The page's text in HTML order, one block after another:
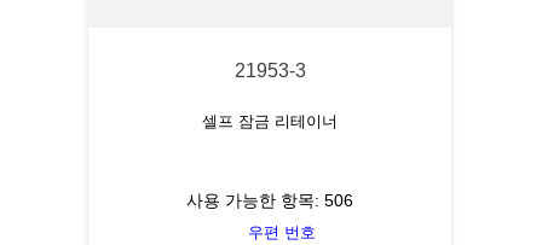
21953-3
셀프 잠금 리테이너
사용 가능한 항목: 506
우편 번호